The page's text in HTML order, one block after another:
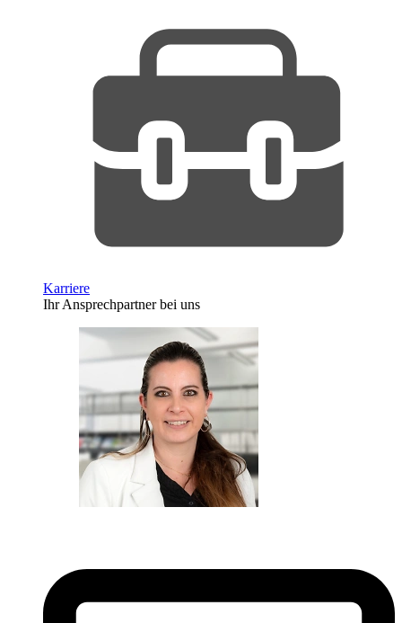
Karriere
Ihr Ansprechpartner bei uns